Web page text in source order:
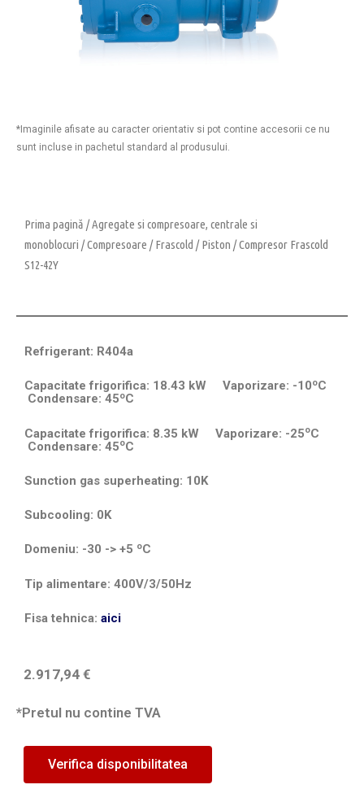
*Imaginile afisate au caracter orientativ si pot contine accesorii ce nu
sunt incluse in pachetul standard al produsului.
Prima pagină /Agregate si compresoare, centrale si
monoblocuri /Compresoare /Frascold /Piston / Compresor Frascold
S12-42Y
Refrigerant: R404a
Capacitate frigorifica: 18.43 kW Vaporizare: -10oC
Condensare: 45oC
Capacitate frigorifica: 8.35 kW Vaporizare: -25oC
Condensare: 45oC
Sunction gas superheating: 10K
Subcooling: 0K
Domeniu: -30 -> +5 oC
Tip alimentare: 400V/3/50Hz
Fisa tehnica: aici
2.917,94 €
*Pretul nu contine TVA
Verifica disponibilitatea